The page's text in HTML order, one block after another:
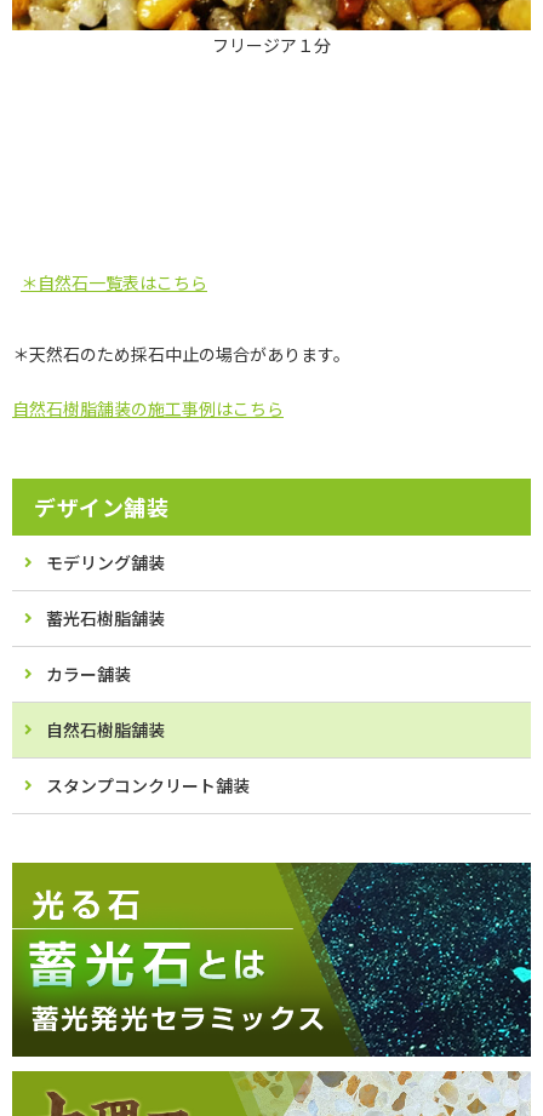
フリージア１分
＊自然石一覧表はこちら
＊天然石のため採石中止の場合があります。
自然石樹脂舗装の施工事例はこちら
デザイン舗装
モデリング舗装
蓄光石樹脂舗装
カラー舗装
自然石樹脂舗装
スタンプコンクリート舗装